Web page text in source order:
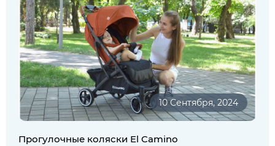
10 Сентября, 2024
Прогулочные коляски El Camino